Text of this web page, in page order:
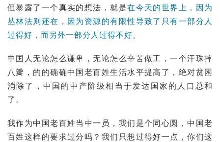
但暴露了一个真实的想法，就是在今天的世界上，因为
丛林法则还在，因为资源的有限性导致了只有一部分人
过得好，而另外一部分人过得不好。
中国人无论怎么谦卑，无论怎么辛苦做工，一个汗珠摔
八瓣，的的确确中国老百姓生活水平提高了，绝对贫困
消除了，中国的中产阶级相当于发达国家的人口总和
了。
我作为中国老百姓当中一员，我们是个同心圆，中国老
百姓这样的要求过分吗？我们只想过得好一点，你们这